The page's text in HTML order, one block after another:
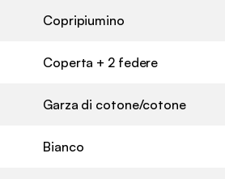
Copripiumino
Coperta + 2 federe
Garza di cotone/cotone
Bianco